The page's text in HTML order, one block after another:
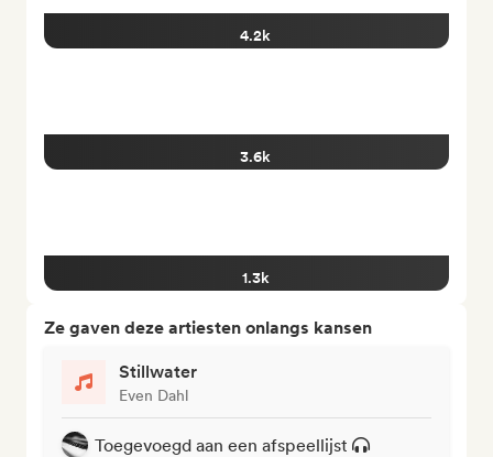
4.2k
3.6k
1.3k
Ze gaven deze artiesten onlangs kansen
Stillwater
Even Dahl
Toegevoegd aan een afspeellijst